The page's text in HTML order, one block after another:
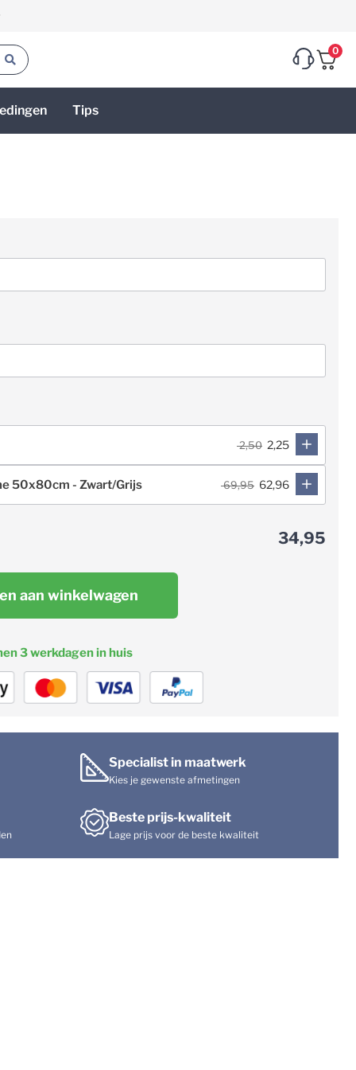
0
Tips
2,50 2,25
50x80cm - Zwart/Grijs 69,95 62,96
34,95
aan winkelwagen
3 werkdagen in huis
Specialist in maatwerk
Kies je gewenste afmetingen
Beste prijs-kwaliteit
Lage prijs voor de beste kwaliteit